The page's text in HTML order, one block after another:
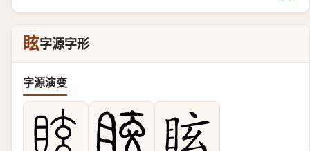
眩字源字形
字源演变